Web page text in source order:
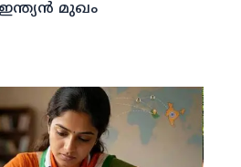
മുഖം